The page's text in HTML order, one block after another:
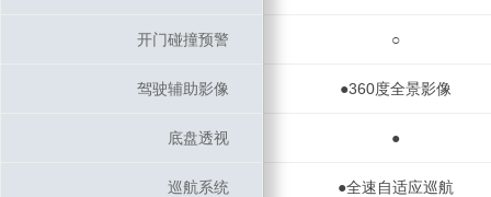
开门碰撞预警 ○
驾驶辅助影像 ●360度全景影像
底盘透视 ●
巡航系统 ●全速自适应巡航
开门碰撞预警
驾驶辅助影像
底盘透视
巡航系统